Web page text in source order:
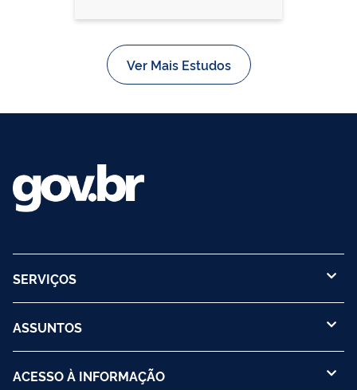
Ver Mais Estudos
SERVIÇOS
ASSUNTOS
ACESSO À INFORMAÇÃO